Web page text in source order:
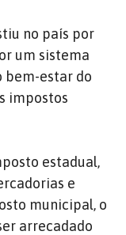
no país por
um sistema
bem-estar do
impostos
estadual,
e
municipal, o
arrecadado